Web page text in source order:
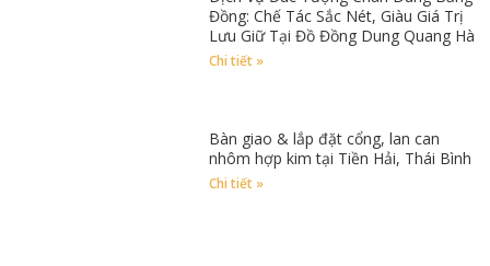
Đồng: Chế Tác Sắc Nét, Giàu Giá Trị
Lưu Giữ Tại Đồ Đồng Dung Quang Hà
Chi tiết »
Bàn giao & lắp đặt cổng, lan can
nhôm hợp kim tại Tiền Hải, Thái Bình
Chi tiết »